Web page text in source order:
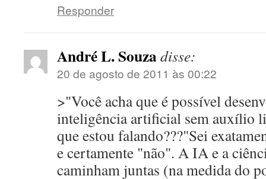
Responder
André L. Souzadisse:
20 de agosto de 2011 às 00:22
>"Você acha que é possível
inteligência artificial sem auxílio
que estou falando???"Sei
e certamente "não". A IA e a
caminham juntas (na medida do